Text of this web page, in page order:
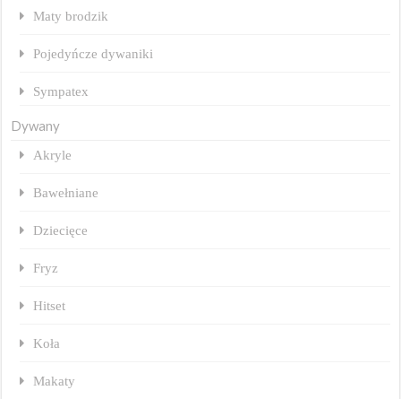
Maty brodzik
Pojedyńcze dywaniki
Sympatex
Dywany
Akryle
Bawełniane
Dziecięce
Fryz
Hitset
Koła
Makaty